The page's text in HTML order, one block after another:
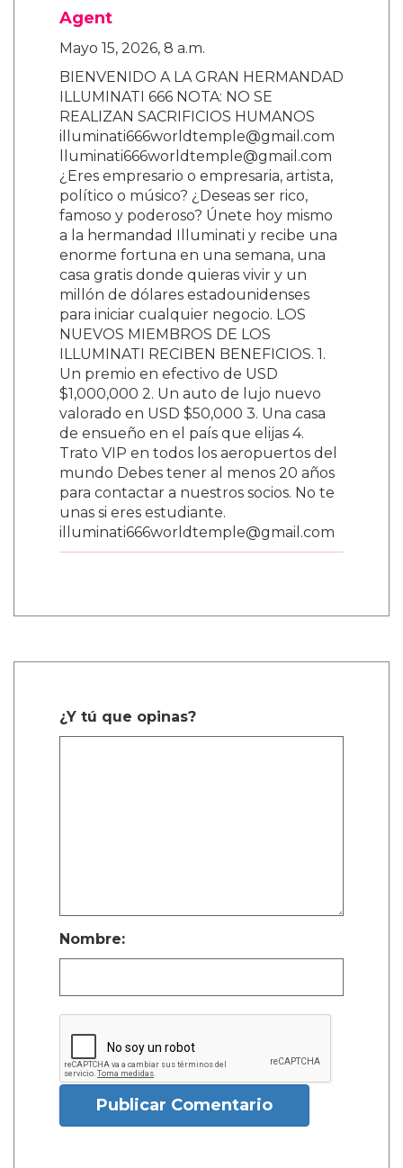
Agent
Mayo 15, 2026, 8 a.m.
BIENVENIDO A LA GRAN HERMANDAD
ILLUMINATI 666 NOTA: NO SE
REALIZAN SACRIFICIOS HUMANOS
illuminati666worldtemple@gmail.com
lluminati666worldtemple@gmail.com
¿Eres empresario o empresaria, artista,
político o músico? ¿Deseas ser rico,
famoso y poderoso? Únete hoy mismo
a la hermandad Illuminati y recibe una
enorme fortuna en una semana, una
casa gratis donde quieras vivir y un
millón de dólares estadounidenses
para iniciar cualquier negocio. LOS
NUEVOS MIEMBROS DE LOS
ILLUMINATI RECIBEN BENEFICIOS. 1.
Un premio en efectivo de USD
$1,000,000 2. Un auto de lujo nuevo
valorado en USD $50,000 3. Una casa
de ensueño en el país que elijas 4.
Trato VIP en todos los aeropuertos del
mundo Debes tener al menos 20 años
para contactar a nuestros socios. No te
unas si eres estudiante.
illuminati666worldtemple@gmail.com
¿Y tú que opinas?
Nombre:
Publicar Comentario